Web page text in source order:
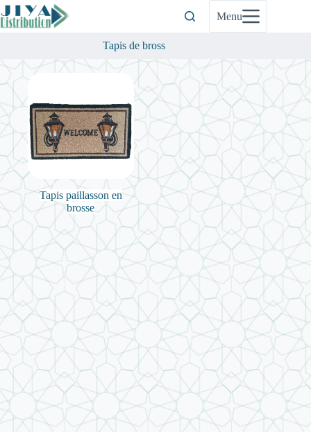
Passer
au
contenu
Menu
Tapis de bross
Tapis paillasson en
brosse